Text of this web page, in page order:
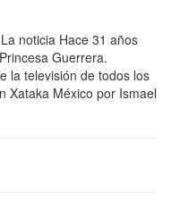
noticia Hace 31 años
Guerrera.
la televisión de todos los
Xataka México por Ismael